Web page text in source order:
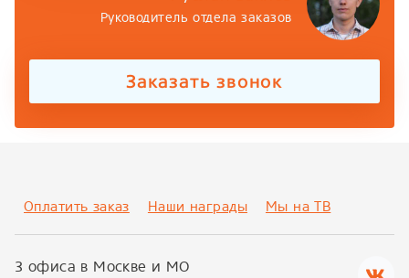
Руководитель отдела заказов
Заказать звонок
Оплатить заказ Наши награды Мы на ТВ
3 офиса в Москве и МО